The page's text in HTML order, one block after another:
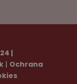
|
| Ochrana